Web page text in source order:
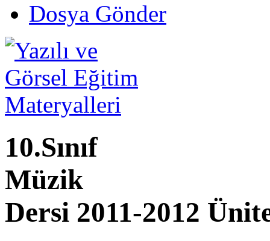
Dosya Gönder
10.Sınıf
Müzik
Dersi 2011-2012